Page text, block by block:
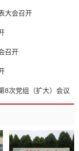
大会召开
召开
8次党组（扩大）会议